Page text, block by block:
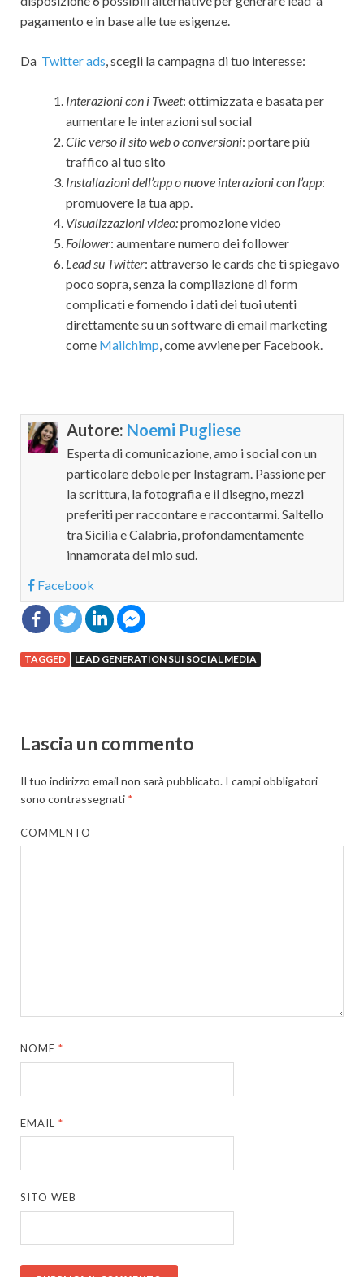
pagamento e in base alle tue esigenze.
Da Twitter ads, scegli la campagna di tuo interesse:
Interazioni con i Tweet: ottimizzata e basata per
aumentare le interazioni sul social
Clic verso il sito web o conversioni: portare più
traffico al tuo sito
Installazioni dell’app o nuove interazioni con l’app:
promuovere la tua app.
Visualizzazioni video:promozione video
Follower: aumentare numero dei follower
Lead su Twitter: attraverso le cards che ti spiegavo
poco sopra, senza la compilazione di form
complicati e fornendo i dati dei tuoi utenti
direttamente su un software di email marketing
come Mailchimp, come avviene per Facebook.
Autore: Noemi Pugliese
Esperta di comunicazione, amo i social con un
particolare debole per Instagram. Passione per
la scrittura, la fotografia e il disegno, mezzi
preferiti per raccontare e raccontarmi. Saltello
tra Sicilia e Calabria, profondamentamente
innamorata del mio sud.
Facebook
TAGGED LEAD GENERATION SUI SOCIAL MEDIA
Lascia un commento
Il tuo indirizzo email non sarà pubblicato. I campi obbligatori
sono contrassegnati *
COMMENTO
NOME*
EMAIL*
SITO WEB